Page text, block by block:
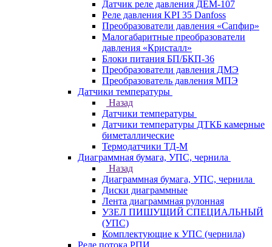
Датчик реле давления ДЕМ-107
Реле давления KPI 35 Danfoss
Преобразователи давления «Сапфир»
Малогабаритные преобразователи
давления «Кристалл»
Блоки питания БП/БКП-36
Преобразователи давления ДМЭ
Преобразователь давления МПЭ
Датчики температуры
Назад
Датчики температуры
Датчики температуры ДТКБ камерные
биметаллические
Термодатчики ТД-М
Диаграммная бумага, УПС, чернила
Назад
Диаграммная бумага, УПС, чернила
Диски диаграммные
Лента диаграммная рулонная
УЗЕЛ ПИШУЩИЙ СПЕЦИАЛЬНЫЙ
(УПС)
Комплектующие к УПС (чернила)
Реле потока РПИ